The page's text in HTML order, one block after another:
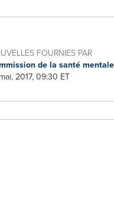
FOURNIES PAR
de la santé
2017, 09:30 ET